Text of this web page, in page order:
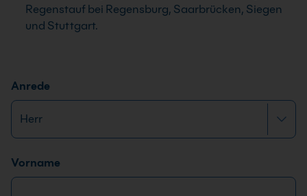
Regenstauf bei Regensburg, Saarbrücken, Siegen
und Stuttgart.
Anrede
Name*
Vorname